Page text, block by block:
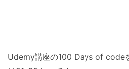
Udemy講座の100 Days of code